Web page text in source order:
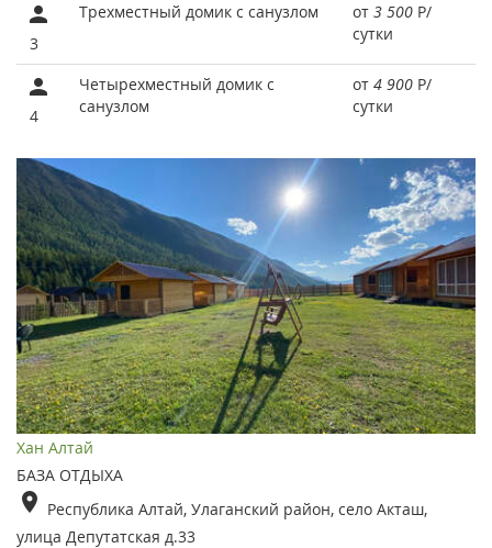
3
Трехместный домик с санузлом от 3 500 Р/
сутки
4
Четырехместный домик с
санузлом
от 4 900 Р/
сутки
Хан Алтай
БАЗА ОТДЫХА
Республика Алтай, Улаганский район, село Акташ,
улица Депутатская д.33